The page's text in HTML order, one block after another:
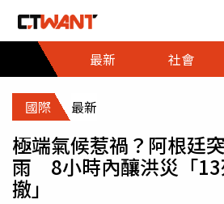
最新
社會
國際 最新
極端氣候惹禍？阿根廷
雨 8小時內釀洪災「13
撤」